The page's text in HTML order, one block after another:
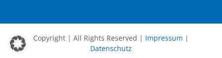
Copyright | All Rights Reserved | Impressum |
Datenschutz